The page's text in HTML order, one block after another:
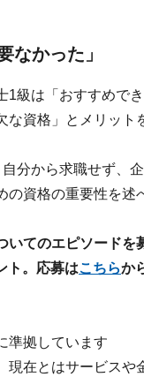
なかった」
級は「おすすめで
資格」とメリット
分から求職せず、
資格の重要性を述
いてのエピソードを
ト。応募はこちらか
準拠しています
在とはサービスや